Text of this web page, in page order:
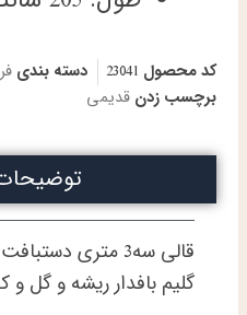
کد محصول 23041 دسته بندی
برچسب زدن قدیمی
قالی سه3 متری
گلیم بافدار ریشه و گل و